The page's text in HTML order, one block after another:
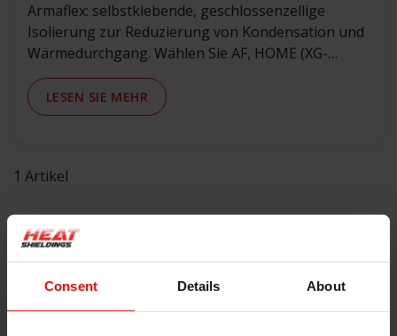
Consent Details About
Armaflex: selbstklebende, geschlossenzellige
Isolierung zur Reduzierung von Kondensation und
Wärmedurchgang. Wählen Sie AF, HOME (XG-
Nachfolger), HT oder NH je nach Anwendung.
LESEN SIE MEHR
1 Artikel
Schlagworte
armaflex (1)
camper (1)